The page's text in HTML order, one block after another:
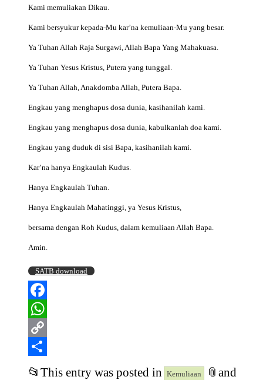
Kami memuliakan Dikau.
Kami bersyukur kepada-Mu kar’na kemuliaan-Mu yang besar.
Ya Tuhan Allah Raja Surgawi, Allah Bapa Yang Mahakuasa.
Ya Tuhan Yesus Kristus, Putera yang tunggal.
Ya Tuhan Allah, Anakdomba Allah, Putera Bapa.
Engkau yang menghapus dosa dunia, kasihanilah kami.
Engkau yang menghapus dosa dunia, kabulkanlah doa kami.
Engkau yang duduk di sisi Bapa, kasihanilah kami.
Kar’na hanya Engkaulah Kudus.
Hanya Engkaulah Tuhan.
Hanya Engkaulah Mahatinggi, ya Yesus Kristus,
bersama dengan Roh Kudus, dalam kemuliaan Allah Bapa.
Amin.
SATB download
Facebook
WhatsApp
Copy
Link
Share
📂 This entry was posted in Kemuliaan 📎 and